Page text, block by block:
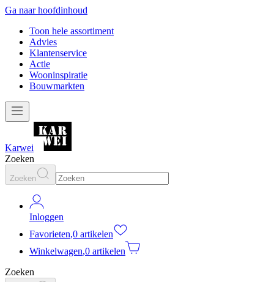
Ga naar hoofdinhoud
Toon hele assortiment
Advies
Klantenservice
Actie
Wooninspiratie
Bouwmarkten
Karwei
Zoeken
Zoeken
Inloggen
Favorieten,0 artikelen
Winkelwagen,0 artikelen
Zoeken